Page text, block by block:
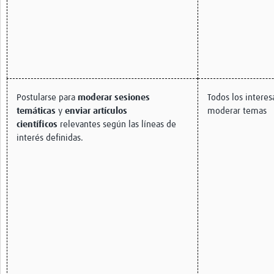
Postularse para moderar sesiones
temáticas y enviar artículos
científicos relevantes según las líneas de
interés definidas.
Todos los
moderar temas